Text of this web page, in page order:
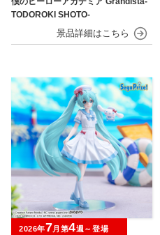
TODOROKI SHOTO-
2026年7月第4週～登場